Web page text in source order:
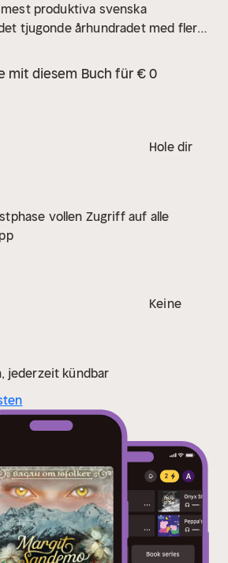
mest produktiva svenska
tjugonde århundradet med fler
SAGAN OM ISFOLKET är
mit diesem Buch für € 0
Hole dir
vollen Zugriff auf alle
Keine
jederzeit kündbar